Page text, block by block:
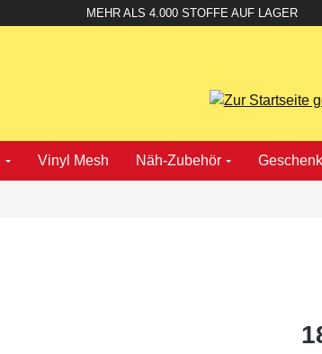
MEHR ALS 4.000 STOFFE AUF LAGER
Vinyl Mesh Näh-Zubehör